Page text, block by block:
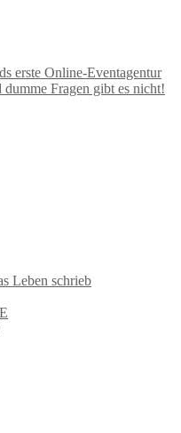
erste Online-Eventagentur
Fragen gibt es nicht!
Leben schrieb